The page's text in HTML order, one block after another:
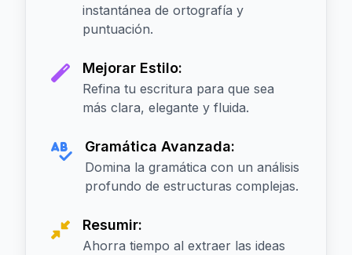
instantánea de ortografía y
puntuación.
Mejorar Estilo:
Refina tu escritura para que sea
más clara, elegante y fluida.
Gramática Avanzada:
Domina la gramática con un análisis
profundo de estructuras complejas.
Resumir:
Ahorra tiempo al extraer las ideas